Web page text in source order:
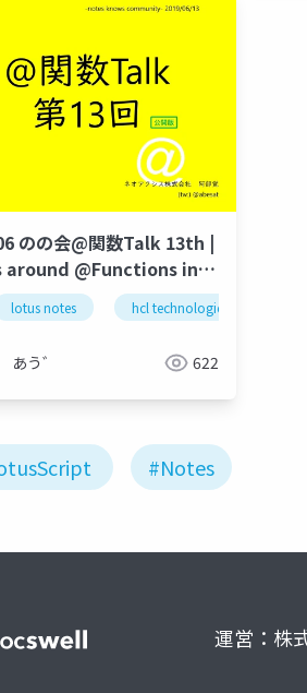
|
around @Functions in
and Domino
lotus notes hcl technologies
あう゛ 622
#Notes
運営：株